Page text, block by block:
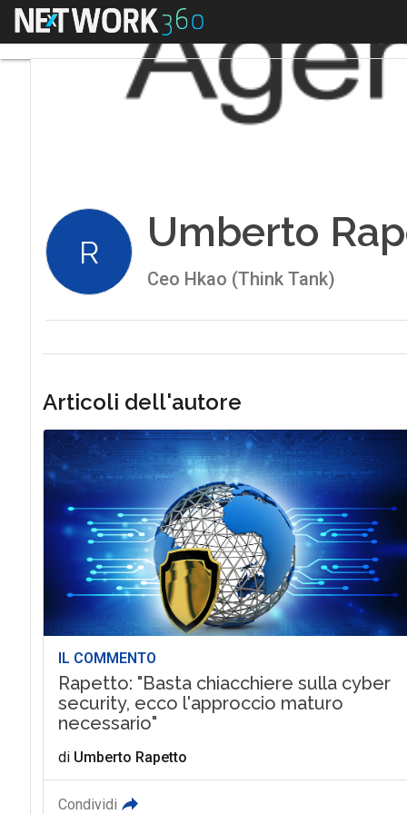
Menu
R Umberto
Ceo Hkao (Think Tank)
Articoli dell'autore
IL COMMENTO
Rapetto: "Basta chiacchiere sulla cyber
security, ecco l'approccio maturo
necessario"
di Umberto Rapetto
Condividi